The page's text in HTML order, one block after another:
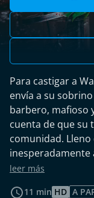
Para castigar a
envía a su
barbero, mafioso
cuenta de que su
comunidad. Lleno
inesperadamente
puerta en las
leer más
11 min HD A